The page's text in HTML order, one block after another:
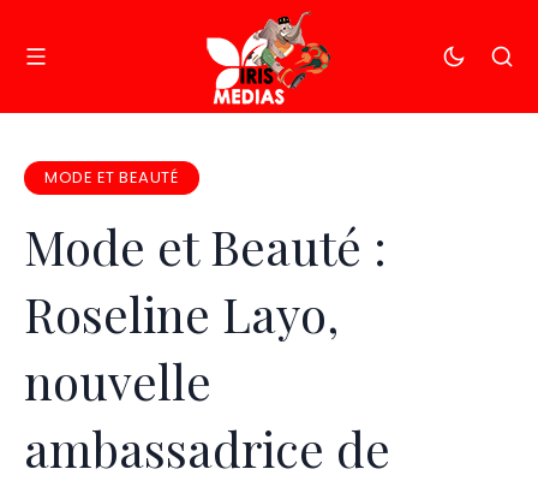
MODE ET BEAUTÉ
Mode et Beauté :
Roseline Layo,
nouvelle
ambassadrice de